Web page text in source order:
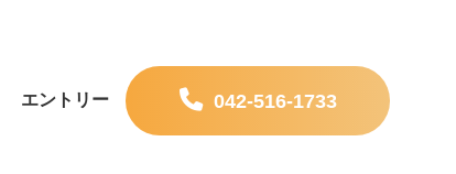
エントリー 042-516-1733